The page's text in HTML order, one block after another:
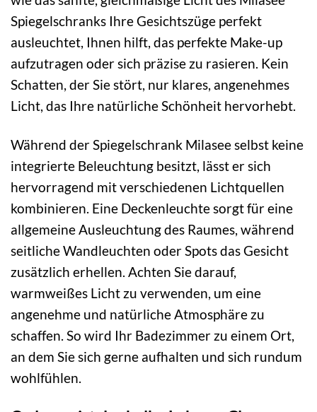
Spiegelschranks Ihre Gesichtszüge perfekt
ausleuchtet, Ihnen hilft, das perfekte Make-up
aufzutragen oder sich präzise zu rasieren. Kein
Schatten, der Sie stört, nur klares, angenehmes
Licht, das Ihre natürliche Schönheit hervorhebt.
Während der Spiegelschrank Milasee selbst keine
integrierte Beleuchtung besitzt, lässt er sich
hervorragend mit verschiedenen Lichtquellen
kombinieren. Eine Deckenleuchte sorgt für eine
allgemeine Ausleuchtung des Raumes, während
seitliche Wandleuchten oder Spots das Gesicht
zusätzlich erhellen. Achten Sie darauf,
warmweißes Licht zu verwenden, um eine
angenehme und natürliche Atmosphäre zu
schaffen. So wird Ihr Badezimmer zu einem Ort,
an dem Sie sich gerne aufhalten und sich rundum
wohlfühlen.